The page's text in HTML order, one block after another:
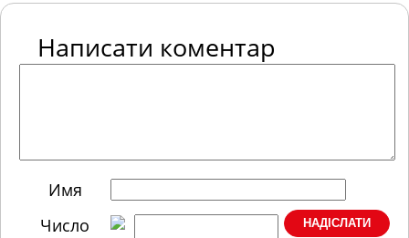
Написати коментар
Имя
Число